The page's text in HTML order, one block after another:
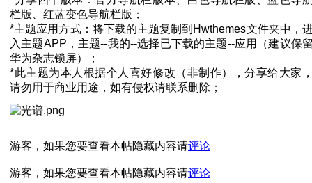
栏版、红蓝变色导航栏版；
*主题应用方式：将下载的主题复制到Hwthemes文件夹中，
入主题APP，主题--我的--选择已下载的主题--应用（建议保
华为杂志锁屏）；
*此主题为本人根据个人喜好修改（非制作），分享给大家
请勿用于商业用途，如有侵权请联系删除；
游客，如果您要查看本帖隐藏内容请评论
游客，如果您要查看本帖隐藏内容请评论